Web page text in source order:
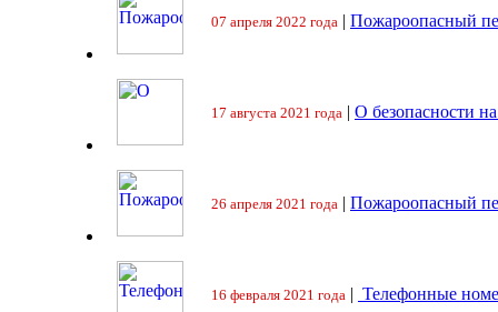
07 апреля 2022 года | Пожароопасный
17 августа 2021 года | О безопасности
26 апреля 2021 года | Пожароопасный
16 февраля 2021 года | Телефонные